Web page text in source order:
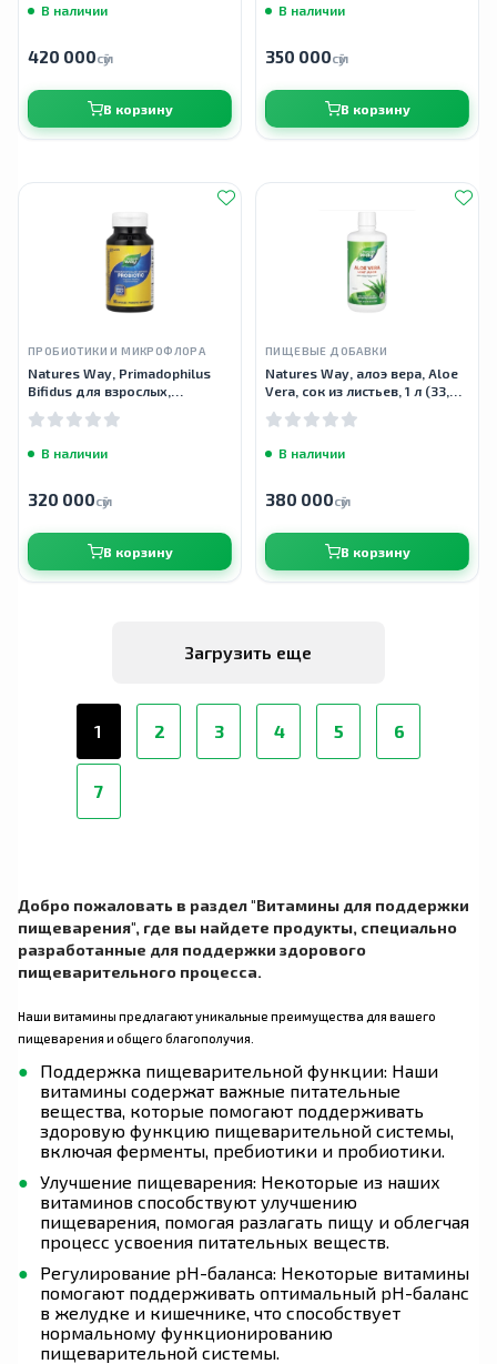
В наличии
420 000сӯм
В корзину
В наличии
350 000сӯм
В корзину
ПРОБИОТИКИ И МИКРОФЛОРА
Natures Way, Primadophilus
Bifidus для взрослых,
млрд КОЕ, 90 капсул
В наличии
320 000сӯм
В корзину
ПИЩЕВЫЕ ДОБАВКИ
Natures Way, алоэ вера, Aloe
Vera, сок из листьев, 1 л (33,8
В наличии
380 000сӯм
В корзину
Загрузить еще
1 2 3 4 5 6
7
Добро пожаловать в раздел "Витамины для поддержки
пищеварения", где вы найдете продукты, специально
разработанные для поддержки здорового
пищеварительного процесса.
Наши витамины предлагают уникальные преимущества для вашего
пищеварения и общего благополучия.
Поддержка пищеварительной функции: Наши
витамины содержат важные питательные
вещества, которые помогают поддерживать
здоровую функцию пищеварительной системы,
включая ферменты, пребиотики и пробиотики.
Улучшение пищеварения: Некоторые из наших
витаминов способствуют улучшению
пищеварения, помогая разлагать пищу и облегчая
процесс усвоения питательных веществ.
Регулирование pH-баланса: Некоторые витамины
помогают поддерживать оптимальный pH-баланс
в желудке и кишечнике, что способствует
нормальному функционированию
пищеварительной системы.